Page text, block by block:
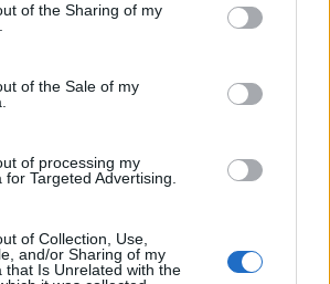
or usage behaviour. You may click to
to Google and its third-party tags to
specified purposes in below Google
of the Sharing of my
of the Sale of my
of processing my
Targeted Advertising.
of Collection, Use,
and/or Sharing of my
that Is Unrelated with the
Αγγλικών σε
στα χέρια σας
η πιο Εύκολη